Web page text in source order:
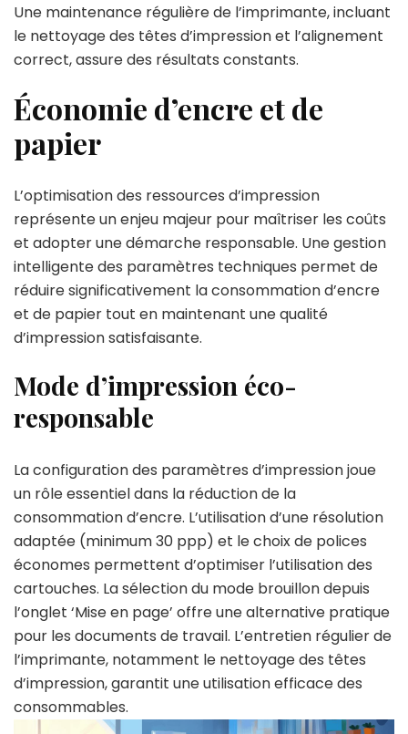
Une maintenance régulière de l’imprimante, incluant
le nettoyage des têtes d’impression et l’alignement
correct, assure des résultats constants.
Économie d’encre et de
papier
L’optimisation des ressources d’impression
représente un enjeu majeur pour maîtriser les coûts
et adopter une démarche responsable. Une gestion
intelligente des paramètres techniques permet de
réduire significativement la consommation d’encre
et de papier tout en maintenant une qualité
d’impression satisfaisante.
Mode d’impression éco-
responsable
La configuration des paramètres d’impression joue
un rôle essentiel dans la réduction de la
consommation d’encre. L’utilisation d’une résolution
adaptée (minimum 30 ppp) et le choix de polices
économes permettent d’optimiser l’utilisation des
cartouches. La sélection du mode brouillon depuis
l’onglet ‘Mise en page’ offre une alternative pratique
pour les documents de travail. L’entretien régulier de
l’imprimante, notamment le nettoyage des têtes
d’impression, garantit une utilisation efficace des
consommables.